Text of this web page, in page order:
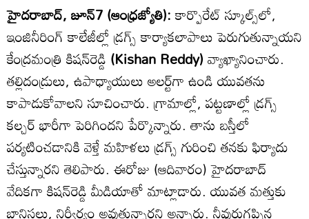
హైదరాబాద్, జూన్7 (ఆంధ్రజ్యోతి):కార్పొరేట్ స్కూల్స్‌లో,
ఇంజినీరింగ్ కాలేజీల్లో డ్రగ్స్ కార్యాకలాపాలు పెరుగుతున్నాయని
కేంద్రమంత్రి కిషన్‌రెడ్డి (Kishan Reddy)వ్యాఖ్యానించారు.
తల్లిదండ్రులు, ఉపాధ్యాయులు అలర్ట్‌గా ఉండి యువతను
కాపాడుకోవాలని సూచించారు. గ్రామాల్లో, పట్టణాల్లో డ్రగ్స్
కల్చర్ భారీగా పెరిగిందని పేర్కొన్నారు. తాను బస్తీలో
పర్యటించడానికి వెళ్తే మహిళలు డ్రగ్స్ గురించి తనకు ఫిర్యాదు
చేస్తున్నారని తెలిపారు. ఈరోజు (ఆదివారం) హైదరాబాద్
వేదికగా కిషన్‌రెడ్డి మీడియాతో మాట్లాడారు. యువత మత్తుకు
బానిసలు, నిర్వీర్యం అవుతున్నారని అన్నారు. నీవురుగప్పిన